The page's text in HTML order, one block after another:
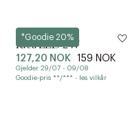
*Goodie 20%
UMAGE
Idea LED 2W
127,20 NOK 159 NOK
Gjelder 29/07 - 09/08
Goodie-pris **/*** - les vilkår